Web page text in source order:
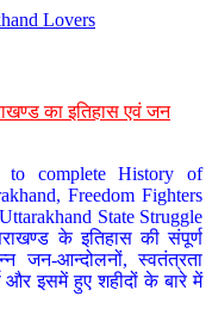
Lovers
का इतिहास एवं जन
to complete History of
Freedom Fighters
State Struggle
के इतिहास की संपूर्ण
जन-आन्दोलनों, स्वतंत्रता
और इसमें हुए शहीदों के बारे में